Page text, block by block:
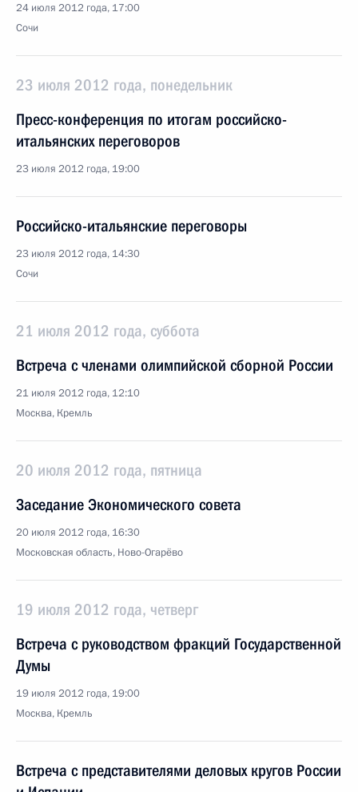
24 июля 2012 года, 17:00
Сочи
23 июля 2012 года, понедельник
Пресс-конференция по итогам российско-
итальянских переговоров
23 июля 2012 года, 19:00
Российско-итальянские переговоры
23 июля 2012 года, 14:30
Сочи
21 июля 2012 года, суббота
Встреча с членами олимпийской сборной России
21 июля 2012 года, 12:10
Москва, Кремль
20 июля 2012 года, пятница
Заседание Экономического совета
20 июля 2012 года, 16:30
Московская область, Ново-Огарёво
19 июля 2012 года, четверг
Встреча с руководством фракций Государственной
Думы
19 июля 2012 года, 19:00
Москва, Кремль
Встреча с представителями деловых кругов России